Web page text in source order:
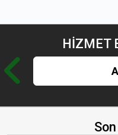
HİZMET